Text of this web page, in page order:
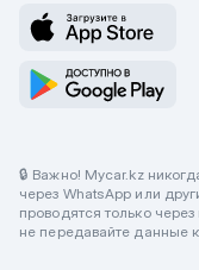
🔒 Важно! Mycar.kz
через WhatsApp или
проводятся только
не передавайте данные